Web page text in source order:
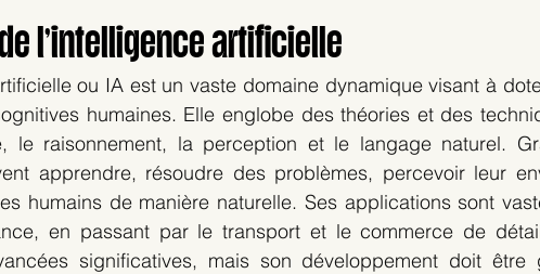
l’intelligence artificielle
ou IA est un vaste domaine dynamique visant à
humaines. Elle englobe des théories et des
le raisonnement, la perception et le langage naturel.
apprendre, résoudre des problèmes, percevoir leur
humains de manière naturelle. Ses applications sont
en passant par le transport et le commerce de
significatives, mais son développement doit